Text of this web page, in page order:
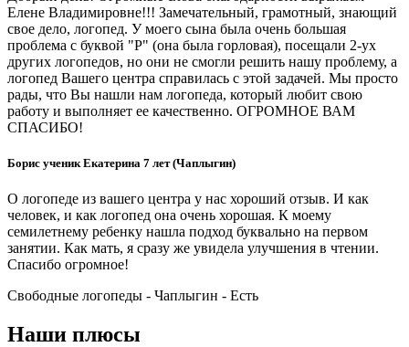
Елене Владимировне!!! Замечательный, грамотный, знающий
свое дело, логопед. У моего сына была очень большая
проблема с буквой "Р" (она была горловая), посещали 2-ух
других логопедов, но они не смогли решить нашу проблему, а
логопед Вашего центра справилась с этой задачей. Мы просто
рады, что Вы нашли нам логопеда, который любит свою
работу и выполняет ее качественно. ОГРОМНОЕ ВАМ
СПАСИБО!
Борис ученик Екатерина 7 лет (Чаплыгин)
О логопеде из вашего центра у нас хороший отзыв. И как
человек, и как логопед она очень хорошая. К моему
семилетнему ребенку нашла подход буквально на первом
занятии. Как мать, я сразу же увидела улучшения в чтении.
Спасибо огромное!
Свободные логопеды - Чаплыгин - Есть
Наши плюсы